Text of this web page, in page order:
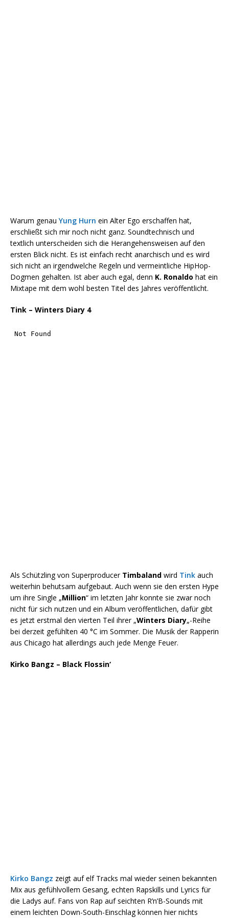
Warum genauYung Hurn ein Alter Ego erschaffen hat,
erschließt sich mir noch nicht ganz. Soundtechnisch und
textlich unterscheiden sich die Herangehensweisen auf den
ersten Blick nicht. Es ist einfach recht anarchisch und es wird
sich nicht an irgendwelche Regeln und vermeintliche HipHop-
Dogmen gehalten. Ist aber auch egal, denn K. Ronaldo hat ein
Mixtape mit dem wohl besten Titel des Jahres veröffentlicht.
Tink – Winters Diary 4
Als Schützling von Superproducer Timbaland wird Tink auch
weiterhin behutsam aufgebaut. Auch wenn sie den ersten Hype
um ihre Single „Million“ im letzten Jahr konnte sie zwar noch
nicht für sich nutzen und ein Album veröffentlichen, dafür gibt
es jetzt erstmal den vierten Teil ihrer „Winters Diary„-Reihe
bei derzeit gefühlten 40 °C im Sommer. Die Musik der Rapperin
aus Chicago hat allerdings auch jede Menge Feuer.
Kirko Bangz – Black Flossin‘
Kirko Bangz zeigt auf elf Tracks mal wieder seinen bekannten
Mix aus gefühlvollem Gesang, echten Rapskills und Lyrics für
die Ladys auf. Fans von Rap auf seichten R’n’B-Sounds mit
einem leichten Down-South-Einschlag können hier nichts